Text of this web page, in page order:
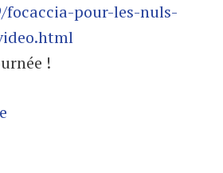
focaccia-pour-les-nuls-
!